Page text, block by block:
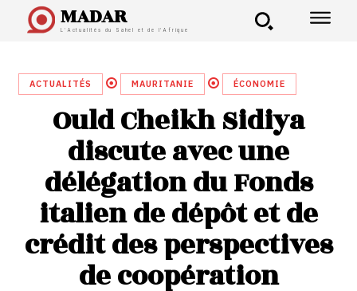
MADAR
L'Actualités du Sahel et de l'Afrique
ACTUALITÉS MAURITANIE ÉCONOMIE
Ould Cheikh Sidiya
discute avec une
délégation du Fonds
italien de dépôt et de
crédit des perspectives
de coopération